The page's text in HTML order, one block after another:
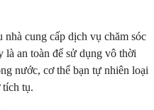
cung cấp dịch vụ chăm sóc
là an toàn để sử dụng vô thời
nước, cơ thể bạn tự nhiên loại
tụ.